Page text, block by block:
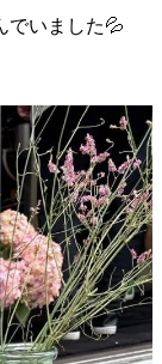
でいました💦